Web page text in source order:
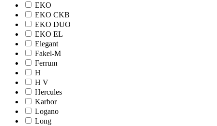
EKO
EKO CKB
EKO DUO
EKO EL
Elegant
Fakel-M
Ferrum
H
H V
Hercules
Karbor
Logano
Long